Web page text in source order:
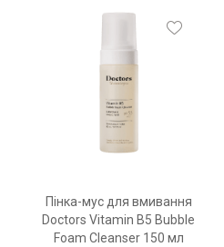
Пінка-мус для вмивання
Doctors Vitamin B5 Bubble
Foam Cleanser 150 мл